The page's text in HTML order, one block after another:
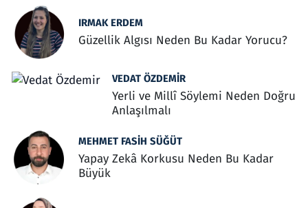
IRMAK ERDEM
Güzellik Algısı Neden Bu Kadar Yorucu?
VEDAT ÖZDEMIR
Yerli ve Millî Söylemi Neden Doğru
Anlaşılmalı
MEHMET FASIH SÜĞÜT
Yapay Zekâ Korkusu Neden Bu Kadar
Büyük